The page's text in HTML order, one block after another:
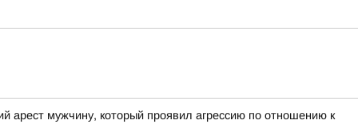
арест мужчину, который проявил агрессию по отношению к